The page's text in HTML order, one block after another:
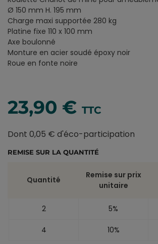
Ø 150 mm H. 195 mm
Charge maxi supportée 280 kg
Platine fixe 110 x 100 mm
Axe boulonné
Monture en acier soudé époxy noir
Roue en fonte noire
23,90 € TTC
Dont 0,05 € d'éco-participation
REMISE SUR LA QUANTITÉ
Quantité
Remise sur prix
unitaire
2 5%
4 10%